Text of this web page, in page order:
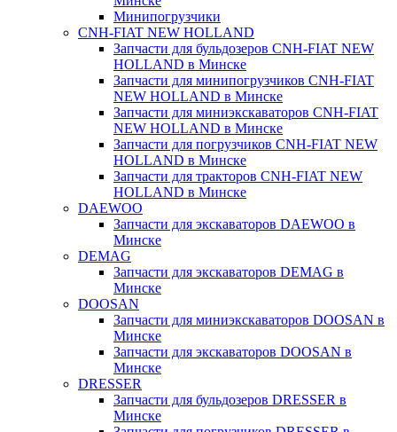
Минипогрузчики
CNH-FIAT NEW HOLLAND
Запчасти для бульдозеров CNH-FIAT NEW
HOLLAND в Минске
Запчасти для минипогрузчиков CNH-FIAT
NEW HOLLAND в Минске
Запчасти для миниэкскаваторов CNH-FIAT
NEW HOLLAND в Минске
Запчасти для погрузчиков CNH-FIAT NEW
HOLLAND в Минске
Запчасти для тракторов CNH-FIAT NEW
HOLLAND в Минске
DAEWOO
Запчасти для экскаваторов DAEWOO в
Минске
DEMAG
Запчасти для экскаваторов DEMAG в
Минске
DOOSAN
Запчасти для миниэкскаваторов DOOSAN в
Минске
Запчасти для экскаваторов DOOSAN в
Минске
DRESSER
Запчасти для бульдозеров DRESSER в
Минске